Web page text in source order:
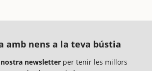
amb nens a la teva bústia
newsletter per tenir les millors